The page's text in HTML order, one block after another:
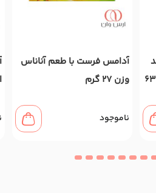
بدون شکر مدل فرش موو 63
آدامس فرست با طعم آناناس
وزن 27 گرم
ناموجود